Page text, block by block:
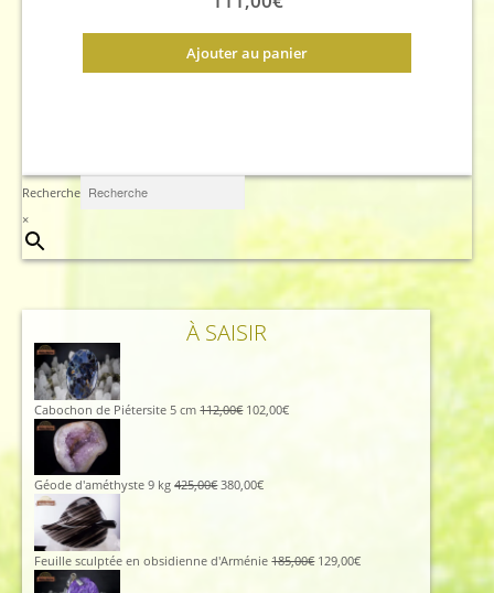
Ajouter au panier
Recherche
×
À SAISIR
Cabochon de Piétersite 5 cm 112,00€ Le
112,00€.
102,00€Le
Géode d'améthyste 9 kg 425,00€ Le
425,00€.
380,00€Le
380,00€.
Feuille sculptée en obsidienne d'Arménie 185,00€ Le
129,00€Le